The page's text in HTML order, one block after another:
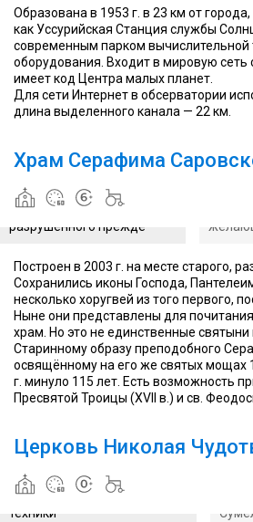
Образована в 1953 г. в 23 км от
как Уссурийская Станция службы
современным парком вычислительной
оборудования. Входит в мировую
имеет код Центра малых планет.
Для сети Интернет в обсерватории
длина выделенного канала — 22 км.
Храм Серафима
Храм построен 15 лет
назад на месте
разрушенного прежде
Построен в 2003 г. на месте старого,
Сохранились иконы Господа,
несколько хоругвей из того первого,
Ныне они представлены для
храм. Но это не единственные святыни
Старинному образу преподобного
освящённому на его же святых мощах 1
г. минуло 115 лет. Есть возможность
Пресвятой Троицы (XVII в.) и св.
Церковь Николая
аэрологический
ОФ-3492", ему присвоен
статус памятника науки и
техники